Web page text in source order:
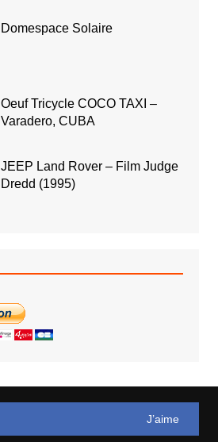
Domespace Solaire
Oeuf Tricycle COCO TAXI –
Varadero, CUBA
JEEP Land Rover – Film Judge
Dredd (1995)
J’aime